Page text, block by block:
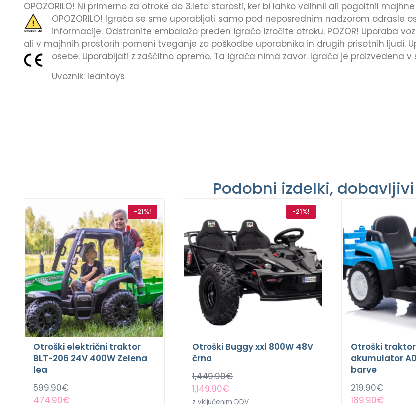
OPOZORILO! Ni primerno za otroke do 3.leta starosti, ker bi lahko vdihnil ali pogoltnil
OPOZORILO! Igrača se sme uporabljati samo pod neposrednim nadzorom odrasle
informacije. Odstranite embalažo preden igračo izročite otroku. POZOR! Uporaba
ali v majhnih prostorih pomeni tveganje za poškodbe uporabnika in drugih prisotnih ljudi.
osebe. Uporabljati z zaščitno opremo. Ta igrača nima zavor. Igrača je proizvedena v
Uvoznik: leantoys
Podobni izdelki,
-21%!
Otroški električni traktor
BLT-206 24V 400W Zelena
lea
599.90€
474.90€
-21%!
Otroški Buggy xxl 800W 48V
črna
1,449.90€
1,149.90€
z vključenim DDV
Otroški
akumulator
barve
219.90€
189.90€